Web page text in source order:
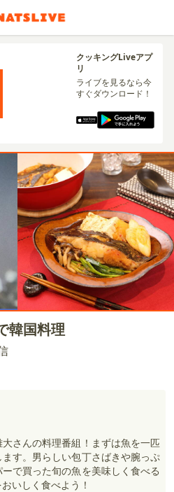
クッキングLiveアプ
リ
ライブを見るなら今
すぐダウンロード！
韓国料理
さんの料理番組！まずは魚を一匹
す。男らしい包丁さばきや腕っぷ
で買った旬の魚を美味しく食べる
いしく食べよう！